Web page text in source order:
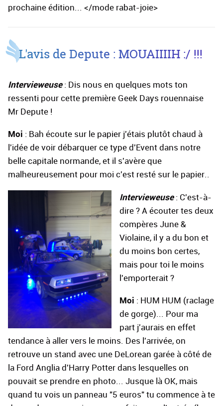
prochaine édition... </mode rabat-joie>
L'avis de Depute : MOUAIIIIH :/ !!!
Intervieweuse: Dis nous en quelques mots ton
ressenti pour cette première Geek Days rouennaise
Mr Depute !
Moi : Bah écoute sur le papier j'étais plutôt chaud à
l'idée de voir débarquer ce type d'Event dans notre
belle capitale normande, et il s'avère que
malheureusement pour moi c'est resté sur le papier..
Intervieweuse: C'est-à-
dire ? A écouter tes deux
compères June &
Violaine, il y a du bon et
du moins bon certes,
mais pour toi le moins
l'emporterait ?
Moi : HUM HUM (raclage
de gorge)... Pour ma
part j'aurais en effet
tendance à aller vers le moins. Des l'arrivée, on
retrouve un stand avec une DeLorean garée à côté de
la Ford Anglia d'Harry Potter dans lesquelles on
pouvait se prendre en photo... Jusque là OK, mais
quand tu vois un panneau "5 euros" tu commence à te